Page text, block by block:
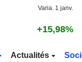
Varia. 1 janv.
+15,98%
Actualités